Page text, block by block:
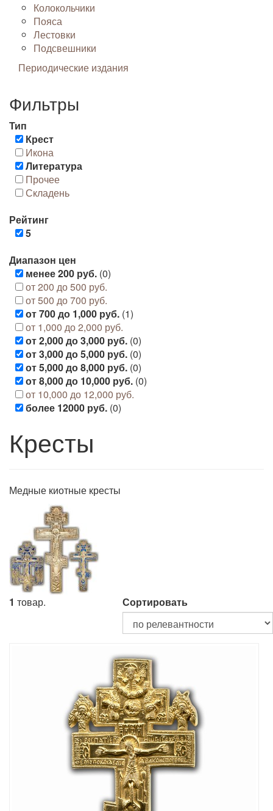
Колокольчики
Пояса
Лестовки
Подсвешники
Периодические издания
Фильтры
Тип
Крест
Икона
Литература
Прочее
Складень
Рейтинг
5
Диапазон цен
менее 200 руб. (0)
от 200 до 500 руб.
от 500 до 700 руб.
от 700 до 1,000 руб. (1)
от 1,000 до 2,000 руб.
от 2,000 до 3,000 руб. (0)
от 3,000 до 5,000 руб. (0)
от 5,000 до 8,000 руб. (0)
от 8,000 до 10,000 руб. (0)
от 10,000 до 12,000 руб.
более 12000 руб. (0)
Кресты
Медные киотные кресты
1 товар. Сортировать